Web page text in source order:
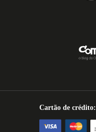
Cartão de crédito: